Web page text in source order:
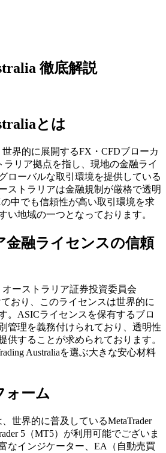
徹底解説
とは
世界的に展開するFX・CFDブローカ
リア拠点を指し、現地の金融ライ
ローバルな取引環境を提供している
ストラリアは金融規制が厳格で透明
中でも信頼性が高い取引環境を求
い地域の一つとなっております。
金融ライセンスの信頼
オーストラリア証券投資委員会
ており、このライセンスは世界的に
。ASICライセンスを保有するブロ
管理を義務付けられており、透明性
供することが求められております。
Australiaを選ぶ大きな安心材料
ォーム
世界的に普及しているMetaTrader
5（MT5）が利用可能でございま
なインジケーター、EA（自動売買